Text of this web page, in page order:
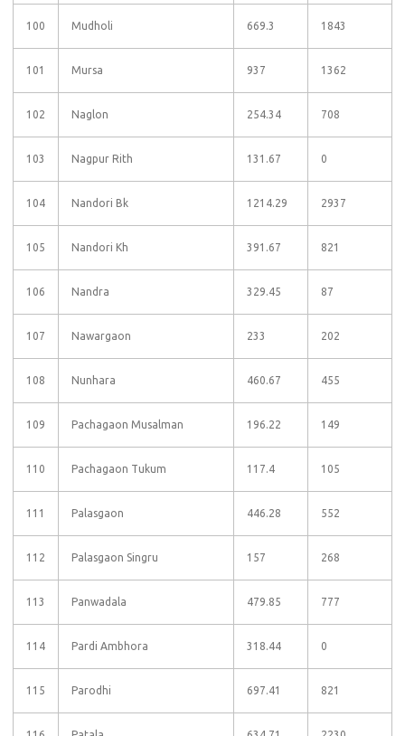
100 Mudholi 669.3 1843
101 Mursa 937 1362
102 Naglon 254.34 708
103 Nagpur Rith 131.67 0
104 Nandori Bk 1214.29 2937
105 Nandori Kh 391.67 821
106 Nandra 329.45 87
107 Nawargaon 233 202
108 Nunhara 460.67 455
109 Pachagaon Musalman 196.22 149
110 Pachagaon Tukum 117.4 105
111 Palasgaon 446.28 552
112 Palasgaon Singru 157 268
113 Panwadala 479.85 777
114 Pardi Ambhora 318.44 0
115 Parodhi 697.41 821